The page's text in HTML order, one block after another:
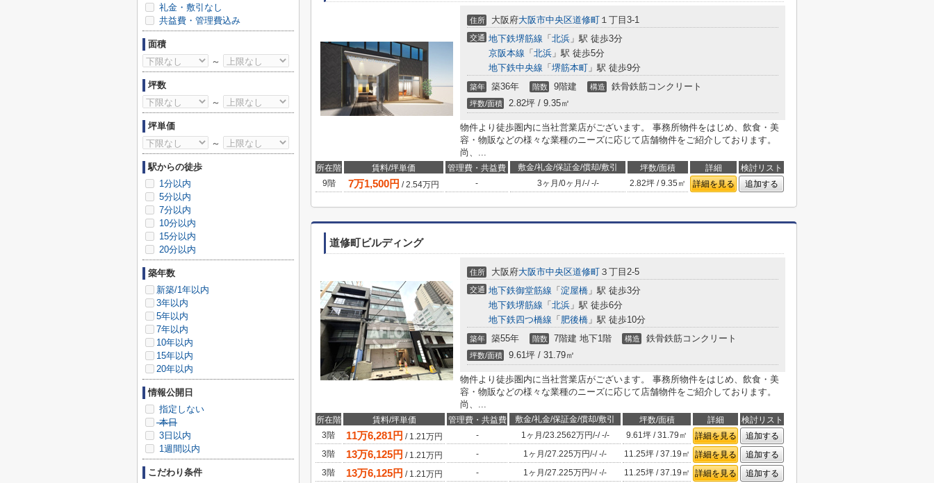
住所 大阪府大阪市中央区道修町 １丁目3-1
交通 地下鉄堺筋線 「 北浜 」駅 徒歩3分
京阪本線 「 北浜 」駅 徒歩5分
地下鉄中央線 「 堺筋本町 」駅 徒歩9分
築年 築36年 階数 9階建 構造 鉄骨鉄筋コンクリート
坪数/面積 2.82坪 / 9.35㎡
物件より徒歩圏内に当社営業店がございます。 事務所物件をはじめ、飲食・美
容・物販などの様々な業種のニーズに応じて店舗物件をご紹介しております。
尚、...
所在階 賃料/坪単価 管理費・共益費 敷金/礼金/保証金/償却/敷引 坪数/面積 詳細
検討リスト
9階
7万1,500円 /2.54万円 - 3ヶ月 /0ヶ月 /-/-/- 2.82坪 / 9.35㎡ 詳細を見る 追加する
道修町ビルディング
住所 大阪府大阪市中央区道修町 ３丁目2-5
交通 地下鉄御堂筋線 「 淀屋橋 」駅 徒歩3分
地下鉄堺筋線 「 北浜 」駅 徒歩6分
地下鉄四つ橋線 「 肥後橋 」駅 徒歩10分
築年 築55年 階数 7階建 地下1階 構造 鉄骨鉄筋コンクリート
坪数/面積 9.61坪 / 31.79㎡
物件より徒歩圏内に当社営業店がございます。 事務所物件をはじめ、飲食・美
容・物販などの様々な業種のニーズに応じて店舗物件をご紹介しております。
尚、...
所在階 賃料/坪単価 管理費・共益費 敷金/礼金/保証金/償却/敷引 坪数/面積 詳細
検討リスト
3階
11万6,281円 / 1.21万円 - 1ヶ月 /23.2562万円/-/-/- 9.61坪 / 31.79㎡ 詳細を見る
追加する
3階
13万6,125円 / 1.21万円 - 1ヶ月 /27.225万円/-/-/- 11.25坪 / 37.19㎡ 詳細を見る
追加する
3階
13万6,125円 / 1.21万円 - 1ヶ月 /27.225万円/-/-/- 11.25坪 / 37.19㎡ 詳細を見る
追加する
礼金・敷引なし
共益費・管理費込み
面積
～
坪数
～
坪単価
～
駅からの徒歩
1分以内
5分以内
7分以内
10分以内
15分以内
20分以内
築年数
新築/1年以内
3年以内
5年以内
7年以内
10年以内
15年以内
20年以内
情報公開日
指定しない
本日
3日以内
1週間以内
こだわり条件